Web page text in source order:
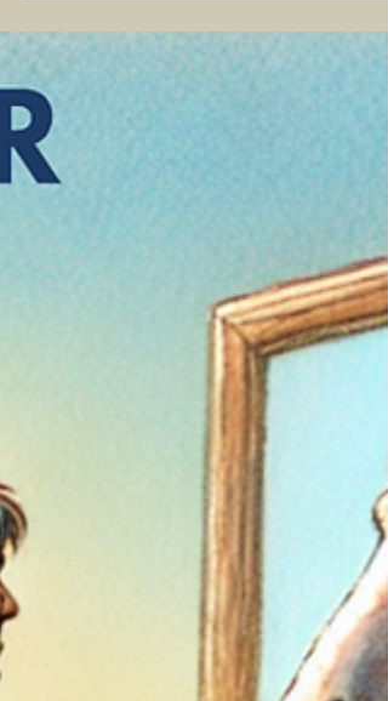
uniquement à ce que vous êtes vraiment :
votre posture, votre cohérence, votre
émotionnel. Cette authenticité forcée
révèle immédiatement les décalages
ce que nous pensons projeter et ce que
nous communiquons réellement.